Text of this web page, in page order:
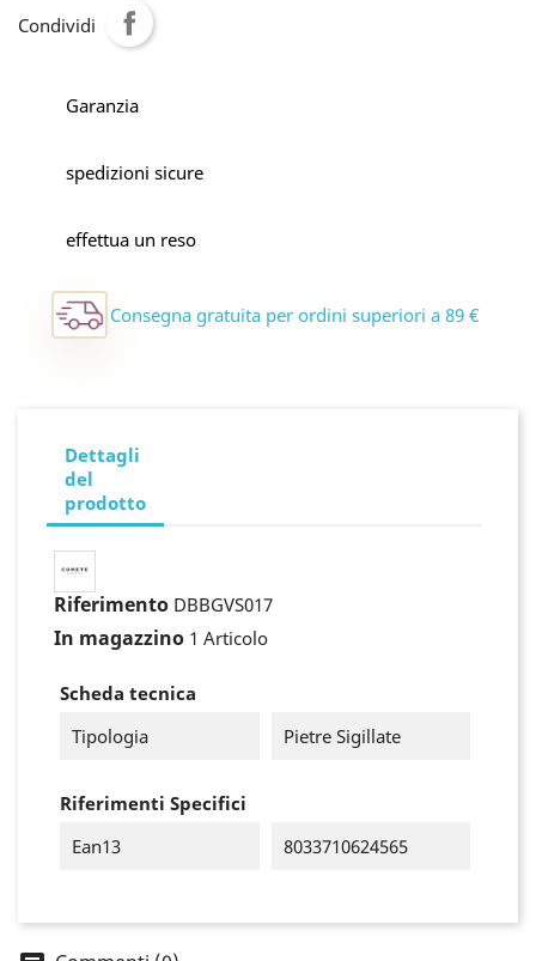
Condividi
Garanzia
spedizioni sicure
effettua un reso
Consegna gratuita per ordini superiori a 89 €
Dettagli
del
prodotto
Riferimento DBBGVS017
In magazzino 1 Articolo
Scheda tecnica
Tipologia
Pietre Sigillate
Riferimenti Specifici
Ean13
8033710624565